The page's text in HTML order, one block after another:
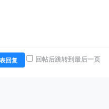
回复 回帖后跳转到最后一页